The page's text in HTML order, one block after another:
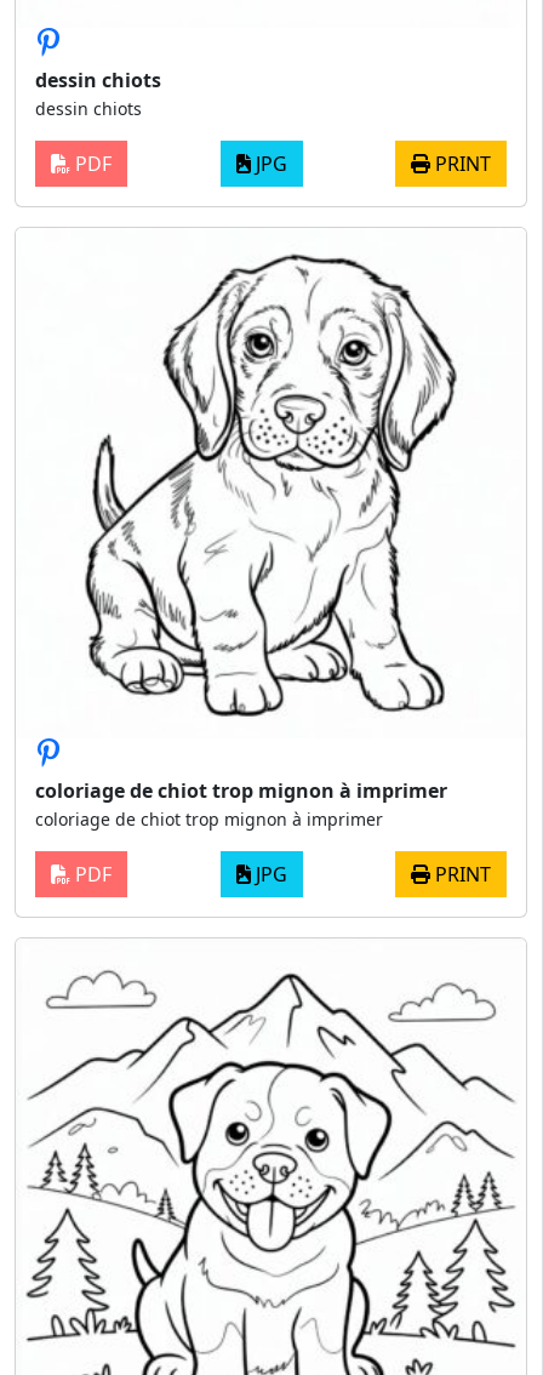
dessin chiots
dessin chiots
PDF JPG PRINT
coloriage de chiot trop mignon à imprimer
coloriage de chiot trop mignon à imprimer
PDF JPG PRINT